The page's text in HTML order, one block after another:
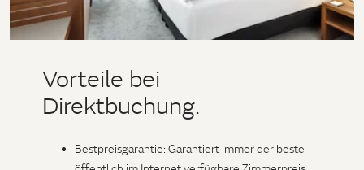
Vorteile bei
Direktbuchung.
Bestpreisgarantie: Garantiert immer der beste